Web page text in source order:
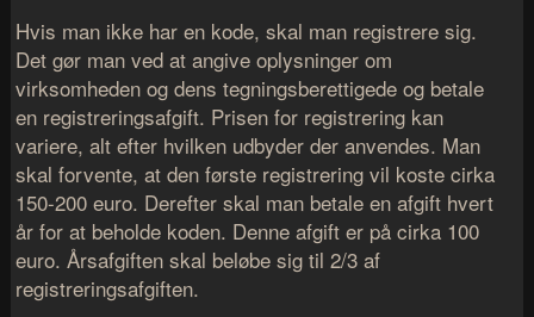
Hvis man ikke har en kode, skal man registrere sig.
Det gør man ved at angive oplysninger om
virksomheden og dens tegningsberettigede og betale
en registreringsafgift. Prisen for registrering kan
variere, alt efter hvilken udbyder der anvendes. Man
skal forvente, at den første registrering vil koste cirka
150-200 euro. Derefter skal man betale en afgift hvert
år for at beholde koden. Denne afgift er på cirka 100
euro. Årsafgiften skal beløbe sig til 2/3 af
registreringsafgiften.